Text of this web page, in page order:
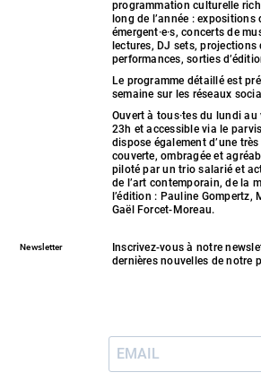
programmation culturelle
long de l’année : expositions
émergent·e·s, concerts de
lectures, DJ sets, projections
performances, sorties
Le programme détaillé est
semaine sur les réseaux
Ouvert à tous·tes du lundi au
23h et accessible via le
dispose également d’une
couverte, ombragée et
piloté par un trio salarié et
de l’art contemporain, de la
l’édition : Pauline Gompertz,
Gaël Forcet-Moreau.
Newsletter
Inscrivez-vous à notre
dernières nouvelles de notre